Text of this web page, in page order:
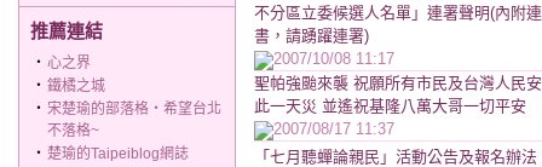
推薦連結
‧ 心之界
‧ 鐵橘之城
‧ 宋楚瑜的部落格‧希望台北
不落格~
‧ 楚瑜的Taipeiblog網誌
不分區立委候選人名單」連署聲明(內附
書，請踴躍連署)
2007/10/08 11:17
聖帕強颱來襲 祝願所有市民及台灣人民
此一天災 並遙祝基隆八萬大哥一切平安
2007/08/17 11:37
「七月聽蟬論親民」活動公告及報名辦法